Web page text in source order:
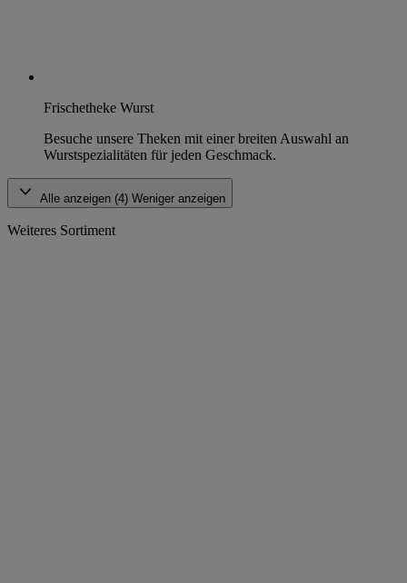
Frischetheke Wurst
Besuche unsere Theken mit einer breiten Auswahl an
Wurstspezialitäten für jeden Geschmack.
Alle anzeigen (4) Weniger anzeigen
Weiteres Sortiment